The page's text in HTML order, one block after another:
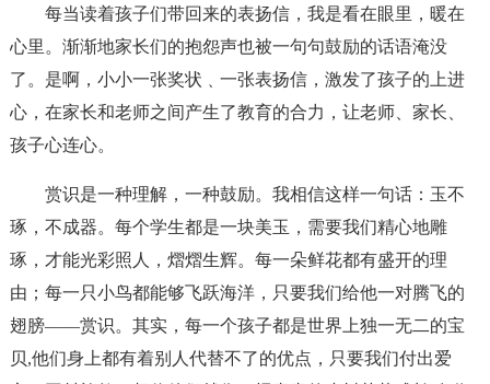
每当读着孩子们带回来的表扬信，我是看在眼里，暖在
心里。渐渐地家长们的抱怨声也被一句句鼓励的话语淹没
了。是啊，小小一张奖状﹑一张表扬信，激发了孩子的上进
心，在家长和老师之间产生了教育的合力，让老师、家长、
孩子心连心。
赏识是一种理解，一种鼓励。我相信这样一句话：玉不
琢，不成器。每个学生都是一块美玉，需要我们精心地雕
琢，才能光彩照人，熠熠生辉。每一朵鲜花都有盛开的理
由；每一只小鸟都能够飞跃海洋，只要我们给他一对腾飞的
翅膀——赏识。其实，每一个孩子都是世界上独一无二的宝
贝,他们身上都有着别人代替不了的优点，只要我们付出爱